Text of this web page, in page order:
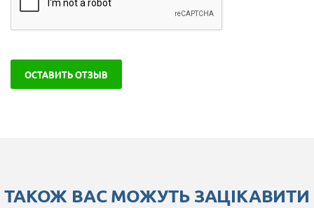
ОСТАВИТЬ ОТЗЫВ
ТАКОЖ ВАС МОЖУТЬ ЗАЦІКАВИТИ